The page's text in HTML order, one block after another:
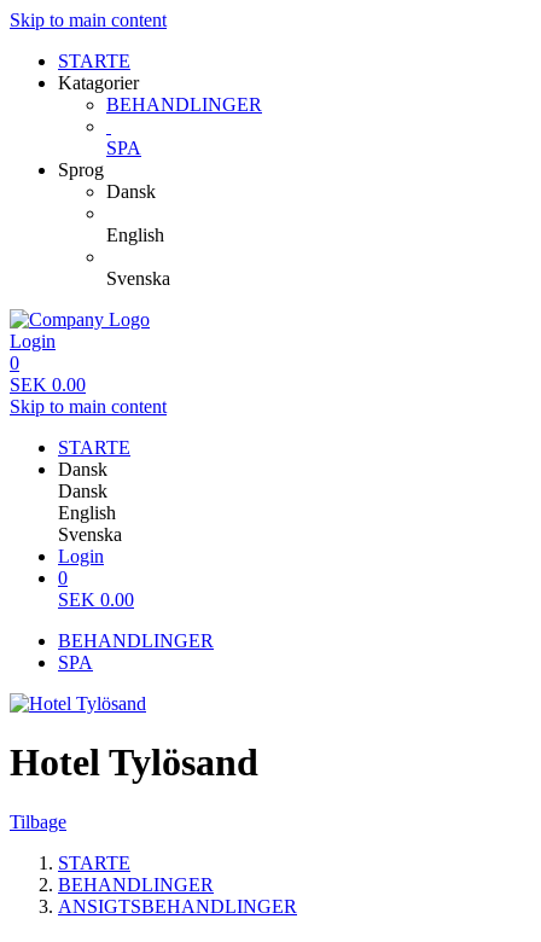
Skip to main content
STARTE
Katagorier
BEHANDLINGER
SPA
Sprog
Dansk
English
Svenska
Login
0
SEK 0.00
Skip to main content
STARTE
Dansk
Dansk
English
Svenska
Login
0
SEK 0.00
BEHANDLINGER
SPA
Hotel Tylösand
Tilbage
STARTE
BEHANDLINGER
ANSIGTSBEHANDLINGER